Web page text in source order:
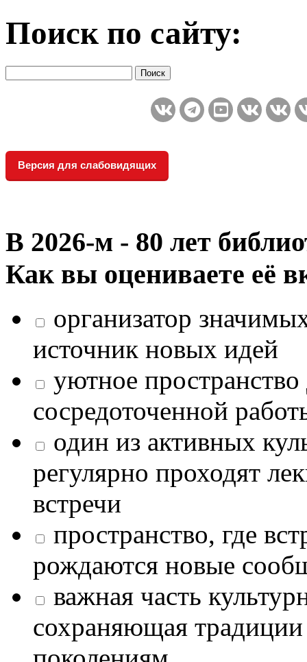
Поиск по сайту:
Версия для слабовидящих
В 2026‑м - 80 лет
Как вы оцениваете её
организатор
источник новых идей
уютное
сосредоточенной
один из активных
регулярно проходят
встречи
пространство, где
рождаются новые
важная часть
сохраняющая